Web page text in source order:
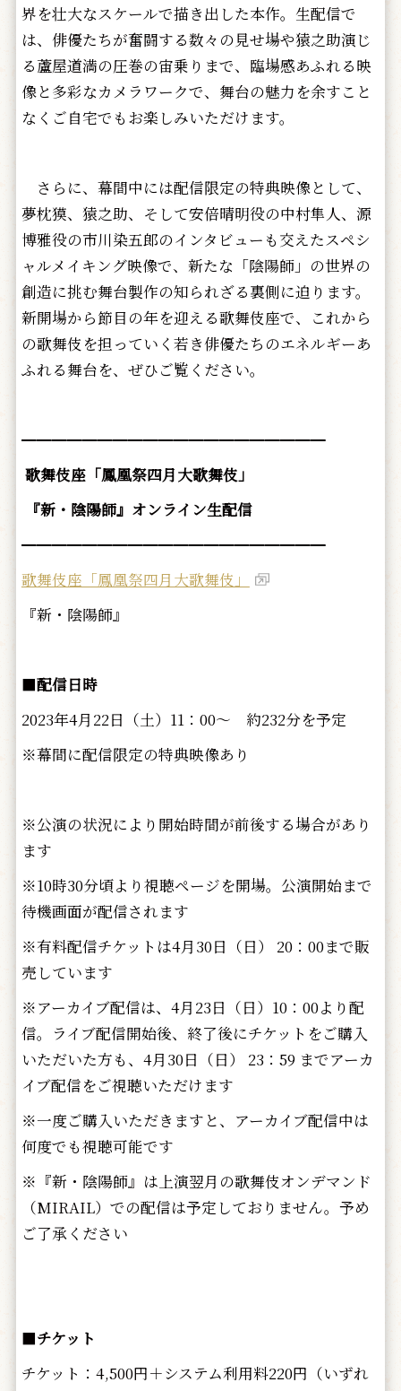
界を壮大なスケールで描き出した本作。生配信で
は、俳優たちが奮闘する数々の見せ場や猿之助演じ
る蘆屋道満の圧巻の宙乗りまで、臨場感あふれる映
像と多彩なカメラワークで、舞台の魅力を余すこと
なくご自宅でもお楽しみいただけます。
さらに、幕間中には配信限定の特典映像として、
夢枕獏、猿之助、そして安倍晴明役の中村隼人、源
博雅役の市川染五郎のインタビューも交えたスペシ
ャルメイキング映像で、新たな「陰陽師」の世界の
創造に挑む舞台製作の知られざる裏側に迫ります。
新開場から節目の年を迎える歌舞伎座で、これから
の歌舞伎を担っていく若き俳優たちのエネルギーあ
ふれる舞台を、ぜひご覧ください。
━━━━━━━━━━━━━━━━━━━━
歌舞伎座「鳳凰祭四月大歌舞伎」
『新・陰陽師』オンライン生配信
━━━━━━━━━━━━━━━━━━━━
歌舞伎座「鳳凰祭四月大歌舞伎」
『新・陰陽師』
■配信日時
2023年4月22日（土）11：00～ 約232分を予定
※幕間に配信限定の特典映像あり
※公演の状況により開始時間が前後する場合があり
ます
※10時30分頃より視聴ページを開場。公演開始まで
待機画面が配信されます
※有料配信チケットは4月30日（日） 20：00まで販
売しています
※アーカイブ配信は、4月23日（日）10：00より配
信。ライブ配信開始後、終了後にチケットをご購入
いただいた方も、4月30日（日） 23：59 までアーカ
イブ配信をご視聴いただけます
※一度ご購入いただきますと、アーカイブ配信中は
何度でも視聴可能です
※『新・陰陽師』は上演翌月の歌舞伎オンデマンド
（MIRAIL）での配信は予定しておりません。予め
ご了承ください
■チケット
チケット：4,500円＋システム利用料220円（いずれ